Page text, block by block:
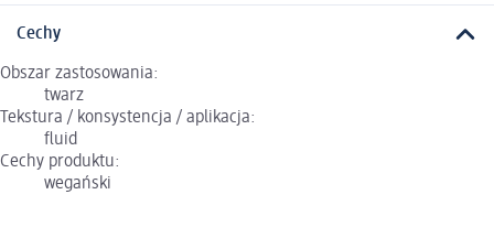
Cechy
Obszar zastosowania:
twarz
Tekstura / konsystencja / aplikacja:
fluid
Cechy produktu:
wegański